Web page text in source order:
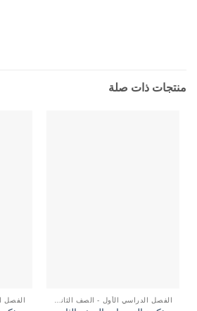
منتجات ذات صلة